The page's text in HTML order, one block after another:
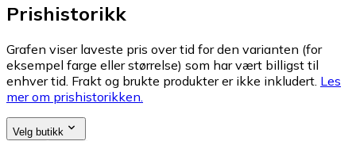
Prishistorikk
Grafen viser laveste pris over tid for den varianten (for
eksempel farge eller størrelse) som har vært billigst til
enhver tid. Frakt og brukte produkter er ikke inkludert. Les
mer om prishistorikken.
Velg butikk